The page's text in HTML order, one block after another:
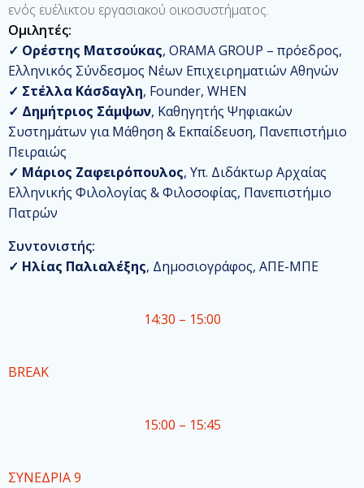
ενός ευέλικτου εργασιακού οικοσυστήματος.
Ομιλητές:
✓ Ορέστης Ματσούκας, ORAMA GROUP – πρόεδρος,
Ελληνικός Σύνδεσμος Νέων Επιχειρηματιών Αθηνών
✓ Στέλλα Κάσδαγλη, Founder, WHEN
✓ Δημήτριος Σάμψων, Καθηγητής Ψηφιακών
Συστημάτων για Μάθηση & Εκπαίδευση, Πανεπιστήμιο
Πειραιώς
✓ Μάριος Ζαφειρόπουλος, Υπ. Διδάκτωρ Αρχαίας
Ελληνικής Φιλολογίας & Φιλοσοφίας, Πανεπιστήμιο
Πατρών
Συντονιστής:
✓ Ηλίας Παλιαλέξης, Δημοσιογράφος, ΑΠΕ-ΜΠΕ
14:30 – 15:00
BREAK
15:00 – 15:45
ΣΥΝΕΔΡΙΑ 9